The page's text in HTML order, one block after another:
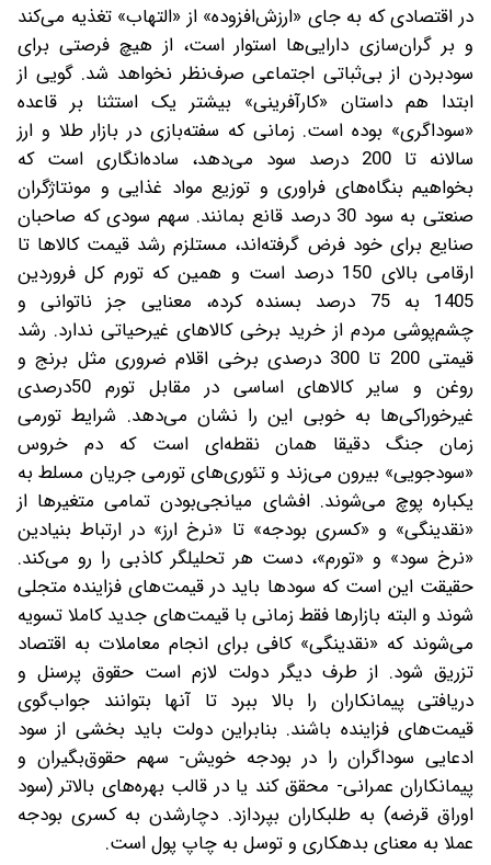
در اقتصادی که به جای «ارزش‌افزوده» از «التهاب» تغذیه می‌کند
و بر گران‌سازی دارایی‌ها استوار است، از هیچ فرصتی برای
سودبردن از بی‌ثباتی اجتماعی صرف‌نظر نخواهد شد. گویی از
ابتدا هم داستان «کارآفرینی» بیشتر یک استثنا بر قاعده
«سوداگری» بوده است. زمانی که سفته‌بازی در بازار طلا و ارز
سالانه تا 200 درصد سود می‌دهد، ساده‌انگاری است که
بخواهیم بنگاه‌های فراوری و توزیع مواد غذایی و مونتاژگران
صنعتی به سود 30 درصد قانع بمانند. سهم سودی که صاحبان
صنایع برای خود فرض گرفته‌اند، مستلزم رشد قیمت کالاها تا
ارقامی بالای 150 درصد است و همین که تورم کل فروردین
1405 به 75 درصد بسنده کرده، معنایی جز ناتوانی و
چشم‌پوشی مردم از خرید برخی کالاهای غیرحیاتی ندارد. رشد
قیمتی 200 تا 300 درصدی برخی اقلام ضروری مثل برنج و
روغن و سایر کالاهای اساسی در مقابل تورم 50درصدی
غیرخوراکی‌ها به خوبی این را نشان می‌دهد. شرایط تورمی
زمان جنگ دقیقا همان نقطه‌ای است که دم خروس
«سودجویی» بیرون می‌زند و تئوری‌های تورمی جریان مسلط به
یکباره پوچ می‌شوند. افشای میانجی‌بودن تمامی متغیرها از
«نقدینگی» و «کسری بودجه» تا «نرخ ارز» در ارتباط بنیادین
«نرخ سود» و «تورم»، دست هر تحلیلگر کاذبی را رو می‌کند.
حقیقت این است که سودها باید در قیمت‌های فزاینده متجلی
شوند و البته بازارها فقط زمانی با قیمت‌های جدید کاملا تسویه
می‌شوند که «نقدینگی» کافی برای انجام معاملات به اقتصاد
تزریق شود. از طرف دیگر دولت لازم است حقوق پرسنل و
دریافتی پیمانکاران را بالا ‌ببرد تا آنها بتوانند جواب‌گوی
قیمت‌های فزاینده باشند. بنابراین دولت باید بخشی از سود
ادعایی سوداگران را در بودجه خویش- سهم حقوق‌بگیران و
پیمانکاران عمرانی- محقق کند یا در قالب بهره‌های بالاتر (سود
اوراق قرضه) به طلبکاران بپردازد. دچارشدن به کسری بودجه
عملا به معنای بدهکاری و توسل به چاپ پول است.